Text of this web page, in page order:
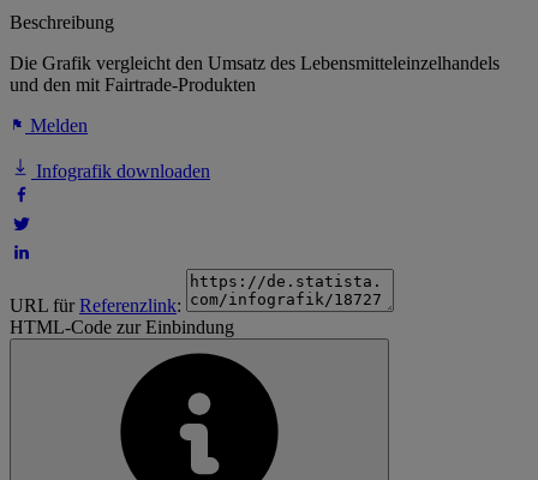
Beschreibung
Die Grafik vergleicht den Umsatz des Lebensmitteleinzelhandels
und den mit Fairtrade-Produkten
Melden
Infografik downloaden
URL fürReferenzlink:
HTML-Code zur Einbindung